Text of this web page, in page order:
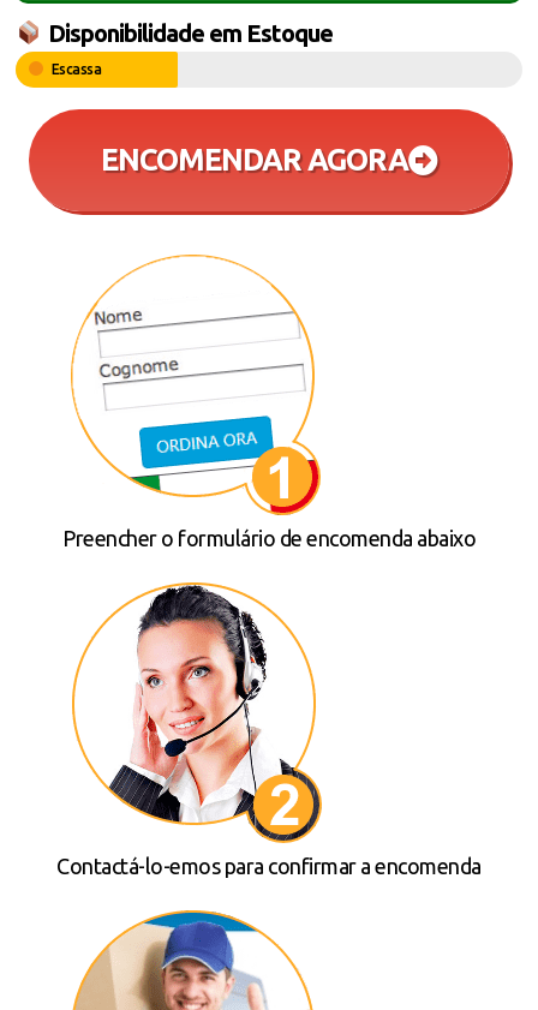
Disponibilidade em Estoque
Escassa
ENCOMENDAR AGORA
Preencher o formulário de encomenda abaixo
Contactá-lo-emos para confirmar a encomenda